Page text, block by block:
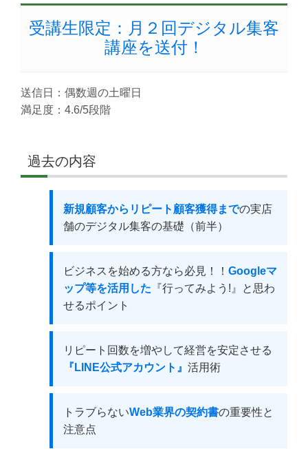
受講生限定：月２回デジタル集客
講座を送付！
送信日：偶数週の土曜日
満足度：4.6/5段階
過去の内容
新規顧客からリピート顧客獲得までの実店
舗のデジタル集客の基礎（前半）
ビジネスを始める方なら必見！！ Googleマ
ップ等を活用した 『行ってみよう!』と思わ
せるポイント
リピート回数を増やして経営を安定させる
『LINE公式アカウント』 活用術
トラブらないWeb業界の契約書の重要性と
注意点